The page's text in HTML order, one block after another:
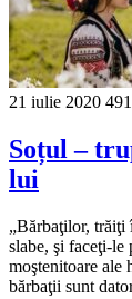
21 iulie 2020
Soțul –
lui
„Bărbaţilor, trăiţi
slabe, şi faceţi-le
moştenitoare ale
bărbaţii sunt